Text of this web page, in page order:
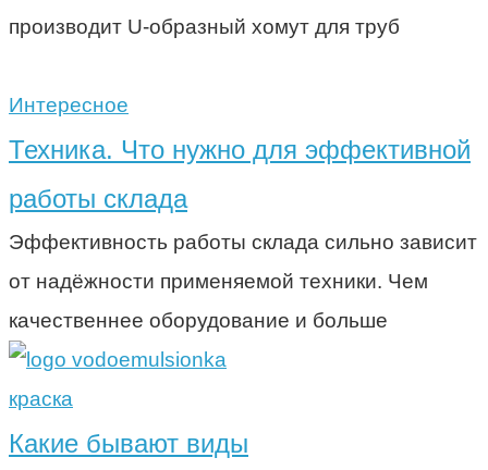
производит U-образный хомут для труб
Интересное
Техника. Что нужно для эффективной
работы склада
Эффективность работы склада сильно зависит
от надёжности применяемой техники. Чем
качественнее оборудование и больше
краска
Какие бывают виды